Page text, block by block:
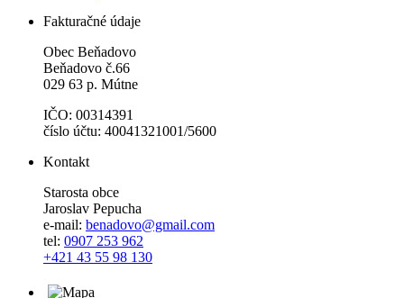
Fakturačné údaje
Obec Beňadovo
Beňadovo č.66
029 63 p. Mútne
IČO: 00314391
číslo účtu: 40041321001/5600
Kontakt
Starosta obce
Jaroslav Pepucha
e-mail: benadovo@gmail.com
tel: 0907 253 962
+421 43 55 98 130